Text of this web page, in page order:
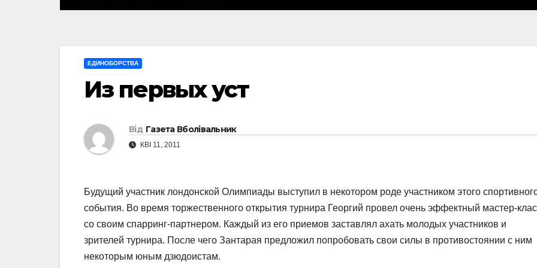
ЕДИНОБОРСТВА
Из первых уст
Від Газета Вболівальник
КВІ 11, 2011
Будущий участник лондонской Олимпиады выступил в некотором роде участником этого
события. Во время торжественного открытия турнира Георгий провел очень эффектный мастер-
со своим спарринг-партнером. Каждый из его приемов заставлял ахать молодых участников и
зрителей турнира. После чего Зантарая предложил попробовать свои силы в противостоянии с ним
некоторым юным дзюдоистам.